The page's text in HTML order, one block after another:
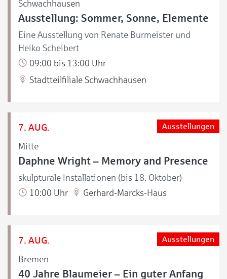
Schwachhausen
Ausstellung: Sommer, Sonne, Elemente
Eine Ausstellung von Renate Burmeister und
Heiko Scheibert
09:00 bis 13:00 Uhr
Stadtteilfiliale Schwachhausen
7. AUG.
Mitte
Ausstellungen
Daphne Wright – Memory and Presence
skulpturale Installationen (bis 18. Oktober)
10:00 Uhr
Gerhard-Marcks-Haus
7. AUG.
Bremen
Ausstellungen
40 Jahre Blaumeier – Ein guter Anfang